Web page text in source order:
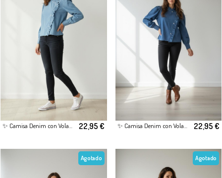
22,95 € 22,95 €
Agotado Agotado